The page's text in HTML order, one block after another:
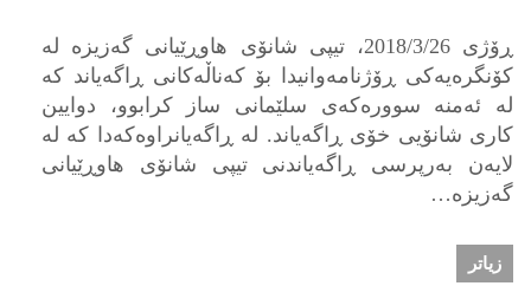
ڕۆژی 2018/3/26، تیپی شانۆی هاوڕێیانی گەزیزە لە
کۆنگرەیەکی ڕۆژنامەوانیدا بۆ کەناڵەکانی ڕاگەیاند کە
لە ئەمنە سوورەکەی سلێمانی ساز کرابوو، دوایین
کاری شانۆیی خۆی ڕاگەیاند. لە ڕاگەیانراوەکەدا کە لە
لایەن بەرپرسی ڕاگەیاندنی تیپی شانۆی هاوڕێیانی
گەزیزە…
زیاتر